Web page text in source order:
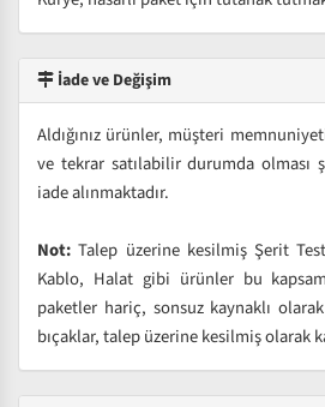
İade ve Değişim
Aldığınız ürünler, müşteri
ve tekrar satılabilir durumda olması
iade alınmaktadır.
Not: Talep üzerine kesilmiş Şerit
Kablo, Halat gibi ürünler bu
paketler hariç, sonsuz kaynaklı
bıçaklar, talep üzerine kesilmiş olarak